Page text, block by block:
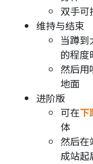
双手可
维持与结束
当蹲到
的程度
然后用
地面
进阶版
可在下
体
然后在
成站起